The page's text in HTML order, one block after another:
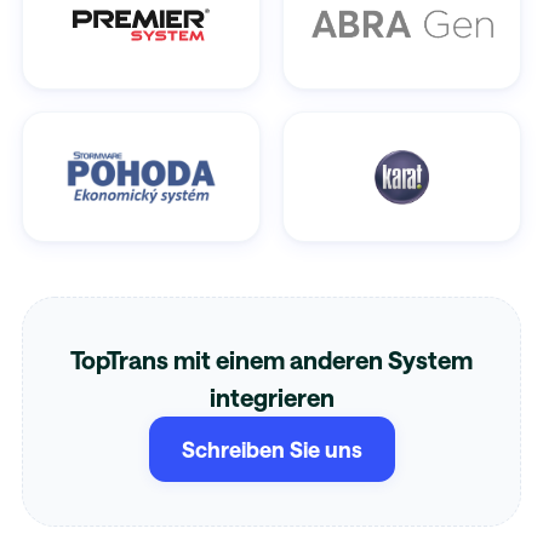
TopTrans mit einem anderen System
integrieren
Schreiben Sie uns